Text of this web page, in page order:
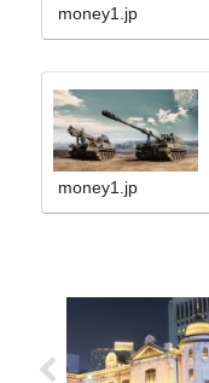
money1.jp
money1.jp